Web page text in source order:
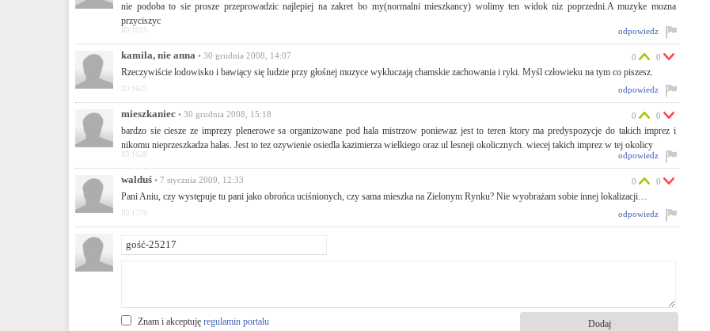
nie podoba to sie prosze przeprowadzic najlepiej na zakret bo my(normalni mieszkancy) wolimy ten widok niz poprzedni.A muzyke mozna
przyciszyc
odpowiedz
ID:1615
kamila, nie anna • 30 grudnia 2008, 14:07
Rzeczywiście lodowisko i bawiący się ludzie przy głośnej muzyce wykluczają chamskie zachowania i ryki. Myśl człowieku na tym co piszesz.
0 0
odpowiedz
ID:1625
mieszkaniec • 30 grudnia 2008, 15:18
bardzo sie ciesze ze imprezy plenerowe sa organizowane pod hala mistrzow poniewaz jest to teren ktory ma predyspozycje do takich imprez i
nikomu nieprzeszkadza halas. Jest to tez ozywienie osiedla kazimierza wielkiego oraz ul lesneji okolicznych. wiecej takich imprez w tej okolicy
0 0
odpowiedz
ID:1628
walduś • 7 stycznia 2009, 12:33
Pani Aniu, czy występuje tu pani jako obrońca uciśnionych, czy sama mieszka na Zielonym Rynku? Nie wyobrażam sobie innej lokalizacji…
0 0
odpowiedz
ID:1776
Znam i akceptuję regulamin portalu